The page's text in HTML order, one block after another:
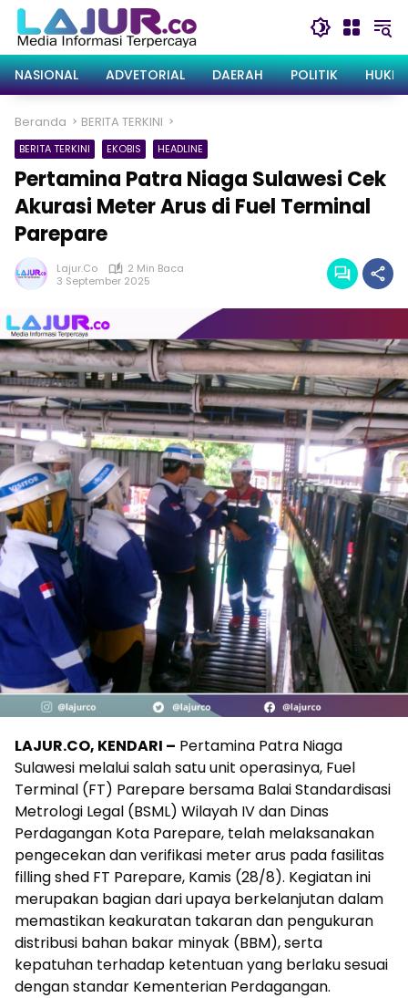
Langsung
konten
NASIONAL
ADVETORIAL DAERAH POLITIK
Beranda BERITA TERKINI
BERITA TERKINI EKOBIS HEADLINE
Pertamina Patra Niaga Sulawesi Cek
Akurasi Meter Arus di Fuel Terminal
Parepare
Lajur.co
2 Min Baca
3 September 2025
LAJUR.CO, KENDARI – Pertamina Patra Niaga
Sulawesi melalui salah satu unit operasinya, Fuel
Terminal (FT) Parepare bersama Balai Standardisasi
Metrologi Legal (BSML) Wilayah IV dan Dinas
Perdagangan Kota Parepare, telah melaksanakan
pengecekan dan verifikasi meter arus pada fasilitas
filling shed FT Parepare, Kamis (28/8). Kegiatan ini
merupakan bagian dari upaya berkelanjutan dalam
memastikan keakuratan takaran dan pengukuran
distribusi bahan bakar minyak (BBM), serta
kepatuhan terhadap ketentuan yang berlaku sesuai
dengan standar Kementerian Perdagangan.